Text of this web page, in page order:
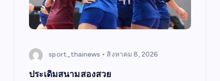
sport_thainews สิงหาคม 8, 2026
ประเดิมสนามสองสวย